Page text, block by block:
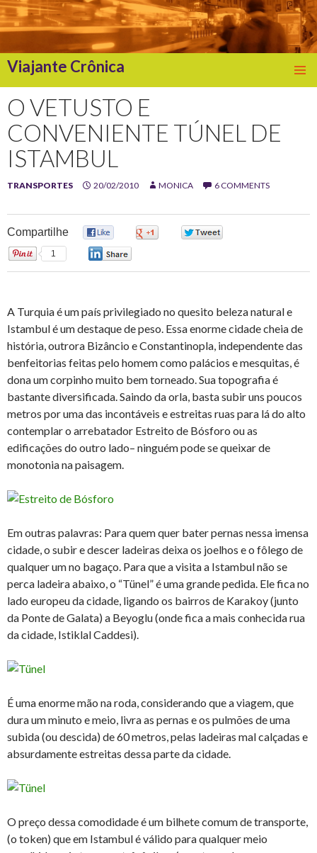
Viajante Crônica
TO
CONTENT
O VETUSTO E
CONVENIENTE TÚNEL DE
ISTAMBUL
TRANSPORTES 20/02/2010 MONICA 6 COMMENTS
Compartilhe
1
A Turquia é um país privilegiado no quesito beleza natural e
Istambul é um destaque de peso. Essa enorme cidade cheia de
história, outrora Bizâncio e Constantinopla, independente das
benfeitorias feitas pelo homem como palácios e mesquitas, é
dona um corpinho muito bem torneado. Sua topografia é
bastante diversificada. Saindo da orla, basta subir uns poucos
metros por uma das incontáveis e estreitas ruas para lá do alto
contemplar o arrebatador Estreito de Bósforo ou as
edificações do outro lado– ninguém pode se queixar de
monotonia na paisagem.
Em outras palavras: Para quem quer bater pernas nessa imensa
cidade, o subir e descer ladeiras deixa os joelhos e o fôlego de
qualquer um no bagaço. Para que a visita a Istambul não se
perca ladeira abaixo, o “Tünel” é uma grande pedida. Ele fica no
lado europeu da cidade, ligando os bairros de Karakoy (junto
da Ponte de Galata) a Beyoglu (onde fica a mais conhecida rua
da cidade, Istiklal Caddesi).
É uma enorme mão na roda, considerando que a viagem, que
dura um minuto e meio, livra as pernas e os pulmões de uma
subida (ou descida) de 60 metros, pelas ladeiras mal calçadas e
absurdamente estreitas dessa parte da cidade.
O preço dessa comodidade é um bilhete comum de transporte,
(o token) que em Istambul é válido para qualquer meio